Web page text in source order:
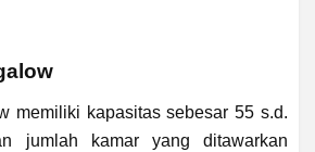
memiliki kapasitas sebesar 55 s.d.
jumlah kamar yang ditawarkan